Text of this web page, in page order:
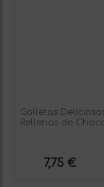
Galletas
Rellenas de
7,75 €